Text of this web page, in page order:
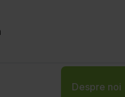
Despre noi